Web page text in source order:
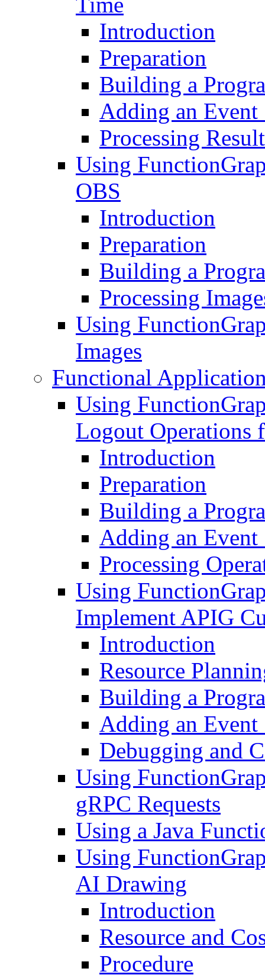
Introduction
Preparation
Building a
Adding an Event
Processing
Using
OBS
Introduction
Preparation
Building a
Processing
Using
Images
Functional
Using
Logout Operations
Introduction
Preparation
Building a
Adding an Event
Processing
Using
Implement APIG
Introduction
Resource
Building a
Adding an Event
Debugging and
Using
gRPC Requests
Using a Java
Using
AI Drawing
Introduction
Resource and
Procedure